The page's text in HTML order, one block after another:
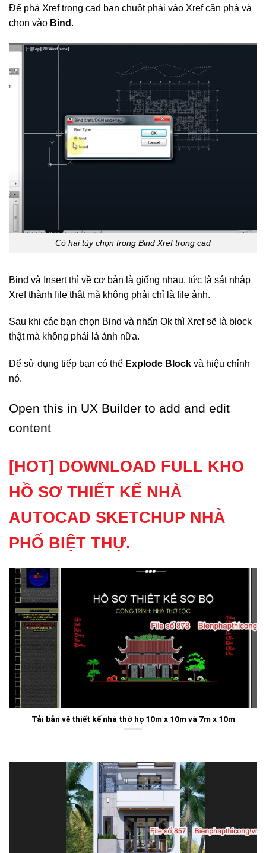
Để phá Xref trong cad bạn chuột phải vào Xref cần phá và
chọn vào Bind .
Có hai tùy chọn trong Bind Xref trong cad
Bind và Insert thì về cơ bản là giống nhau, tức là sát nhập
Xref thành file thật mà không phải chỉ là file ảnh.
Sau khi các bạn chọn Bind và nhấn Ok thì Xref sẽ là block
thật mà không phải là ảnh nữa.
Để sử dụng tiếp bạn có thể Explode Block và hiệu chỉnh
nó.
Open this in UX Builder to add and edit
content
[HOT] DOWNLOAD FULL KHO
HỒ SƠ THIẾT KẾ NHÀ
AUTOCAD SKETCHUP NHÀ
PHỐ BIỆT THỰ.
Tải bản vẽ thiết kế nhà thờ họ 10m x 10m và 7m x 10m